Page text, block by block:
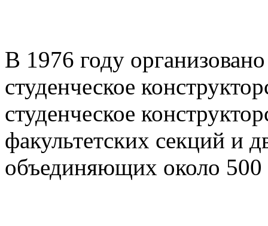
В 1976 году
студенческое
студенческое
факультетских секций и
объединяющих около 500